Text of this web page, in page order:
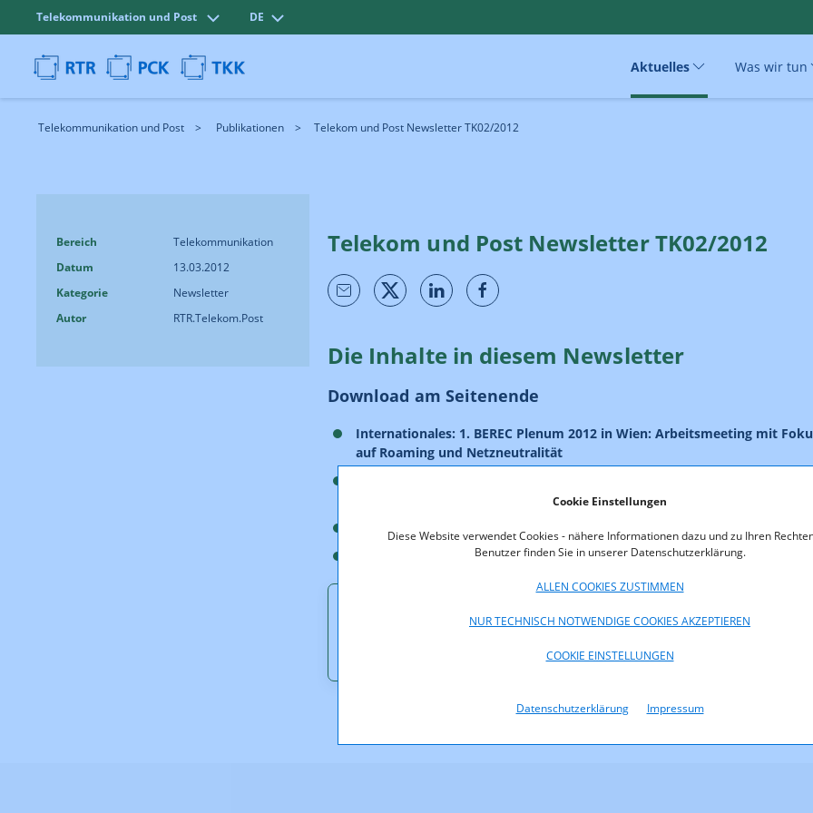
Cookie Einstellungen
Diese Website verwendet Cookies - nähere Informationen dazu und zu Ihren
Benutzer finden Sie in unserer Datenschutzerklärung.
ALLEN COOKIES ZUSTIMMEN
NUR TECHNISCH NOTWENDIGE COOKIES AKZEPTIEREN
COOKIE EINSTELLUNGEN
Datenschutzerklärung Impressum
Telekommunikation und Post DE
Aktuelles Was wir tun
Telekommunikation und Post Publikationen Telekom und Post Newsletter TK02/2012
Bereich
Telekommunikation
Datum
13.03.2012
Kategorie
Newsletter
Autor
RTR.Telekom.Post
Telekom und Post Newsletter TK02/2012
Die Inhalte in diesem Newsletter
Download am Seitenende
Internationales: 1. BEREC Plenum 2012 in Wien: Arbeitsmeeting mit
auf Roaming und Netzneutralität
RTR-GmbH: Die Kostenbeschränkungsverordnung – KostbeV
Regulatorisches: Nummernübertragungsverordnung 2012 – NÜV 2012
28367_TK02-2012.pdf (pdf, 581,8 KB)